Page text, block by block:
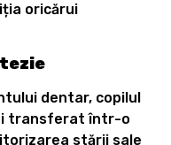
oricărui
dentar, copilul
transferat într-o
stării sale